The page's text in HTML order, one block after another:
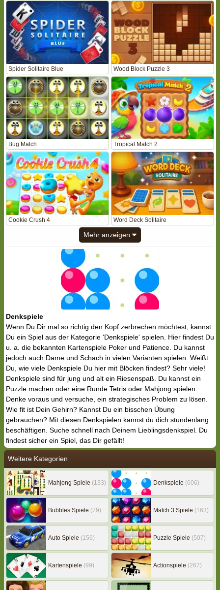
Spider Solitaire Blue Wood Block Puzzle 3
Bug Match Tropical Match 2
Cookie Crush 4 Word Deck Solitaire
Mehr anzeigen
Denkspiele
Wenn Du Dir mal so richtig den Kopf zerbrechen möchtest, kannst
Du ein Spiel aus der Kategorie 'Denkspiele' spielen. Hier findest Du
u. a. die bekannten Kartenspiele Poker und Patience. Du kannst
jedoch auch Dame und Schach in vielen Varianten spielen. Weißt
Du, wie viele Denkspiele Du hier mit Blöcken findest? Sehr viele!
Denkspiele sind für jung und alt ein Riesenspaß. Du kannst ein
Puzzle machen oder eine Runde Tetris oder Mahjong spielen.
Denke voraus und versuche, ein strategisches Problem zu lösen.
Wie fit ist Dein Gehirn? Kannst Du ein bisschen Übung
gebrauchen? Mit diesen Denkspielen kannst du dich stundenlang
beschäftigen. Suche schnell nach Deinem Lieblingsdenkspiel. Du
findest sicher ein Spiel, das Dir gefällt!
Weitere Kategorien
Mahjong Spiele (133) Denkspiele (606)
Bubbles Spiele (79) Match 3 Spiele (163)
Auto Spiele (156) Puzzle Spiele (507)
Kartenspiele (99) Actionspiele (267)